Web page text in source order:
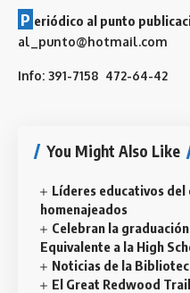
P eriódico al punto
al_punto@hotmail.com
Info: 391-7158 472-64-42
You Might Also Like
Líderes educativos
homenajeados
Celebran la
Equivalente a la High
Noticias de la
El Great Redwood